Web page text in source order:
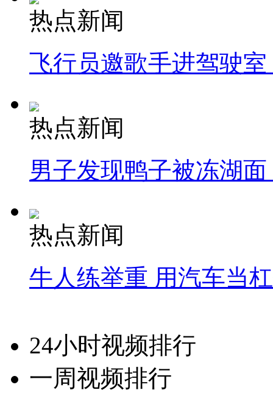
热点新闻
飞行员邀歌手进驾驶
热点新闻
男子发现鸭子被冻湖
热点新闻
牛人练举重 用汽车当
24小时视频排行
一周视频排行